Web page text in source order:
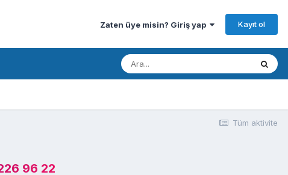
Zaten üye misin? Giriş yap Kayıt ol
Tüm aktivite
96 22